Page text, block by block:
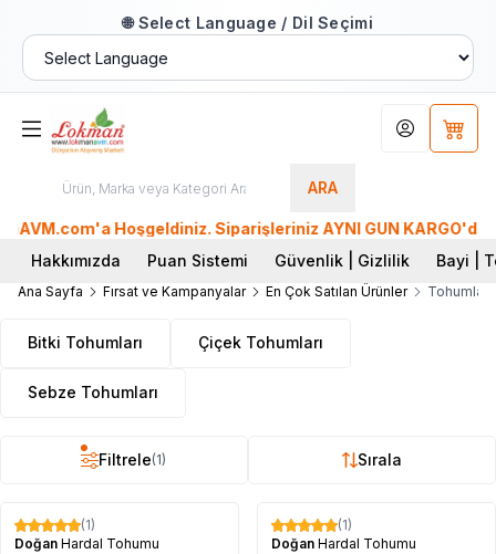
🌐 Select Language / Dil Seçimi
ARA
Hesabım
Hoşgeldiniz. Siparişleriniz AYNI GÜN KARGO'da.
Hakkımızda
Puan Sistemi Güvenlik | Gizlilik Bayi |
Ana Sayfa Fırsat ve Kampanyalar En Çok Satılan Ürünler Tohumlar
Bitki Tohumları Çiçek Tohumları
Sebze Tohumları
Filtrele(1) Sırala
%17
(1)
Doğan Hardal Tohumu
%17
(1)
Doğan Hardal Tohumu